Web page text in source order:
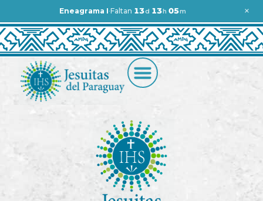
Eneagrama I·Faltan 13d 13h 05m
Faltan 13 días y 13 horas para
×